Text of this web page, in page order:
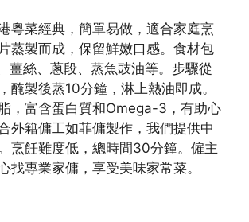
粵菜經典，簡單易做，適合家庭烹
蒸製而成，保留鮮嫩口感。食材包
薑絲、蔥段、蒸魚豉油等。步驟從
醃製後蒸10分鐘，淋上熱油即成。
，富含蛋白質和Omega-3，有助心
外籍傭工如菲傭製作，我們提供中
烹飪難度低，總時間30分鐘。僱主
找專業家傭，享受美味家常菜。